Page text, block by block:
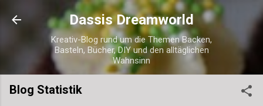
Direkt zum Hauptbereich
Dassis Dreamworld
Kreativ-Blog rund um die Themen Backen,
Basteln, Bücher, DIY und den alltäglichen
Wahnsinn
Blog Statistik